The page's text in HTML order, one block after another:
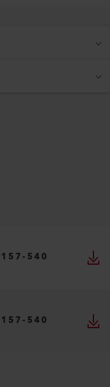
157-540
157-540